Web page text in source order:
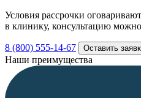
Условия рассрочки
в клинику, консультацию
8 (800) 555-14-67 Оставить
Наши преимущества